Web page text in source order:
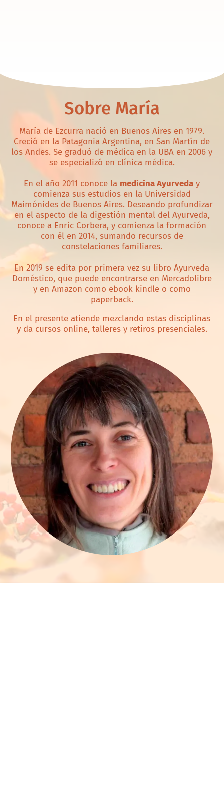
Sobre María
María de Ezcurra nació en Buenos Aires en 1979.
Creció en la Patagonia Argentina, en San Martín de
los Andes. Se graduó de médica en la UBA en 2006 y
se especializó en clínica médica.
En el año 2011 conoce la medicina Ayurveda y
comienza sus estudios en la Universidad
Maimónides de Buenos Aires. Deseando profundizar
en el aspecto de la digestión mental del Ayurveda,
conoce a Enric Corbera, y comienza la formación
con él en 2014, sumando recursos de
constelaciones familiares.
En 2019 se edita por primera vez su libro Ayurveda
Doméstico, que puede encontrarse en Mercadolibre
y en Amazon como ebook kindle o como
paperback.
En el presente atiende mezclando estas disciplinas
y da cursos online, talleres y retiros presenciales.